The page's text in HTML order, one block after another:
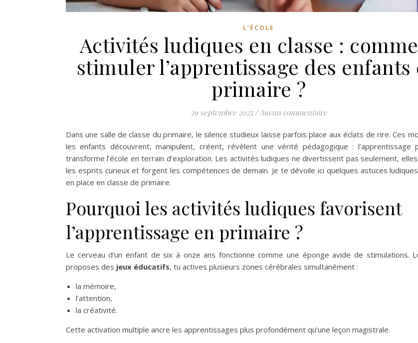
L'ÉCOLE
Activités ludiques en classe :
stimuler l’apprentissage des enfants
primaire ?
29 septembre 2025 / Aucun commentaire
Dans une salle de classe du primaire, le silence studieux laisse parfois place aux éclats de rire. Ces
les enfants découvrent, manipulent, créent, révèlent une vérité pédagogique : l’apprentissage
transforme l’école en terrain d’exploration. Les activités ludiques ne divertissent pas seulement,
les esprits curieux et forgent les compétences de demain. Je te dévoile ici quelques astuces
en place en classe de primaire.
Pourquoi les activités ludiques favorisent
l’apprentissage en primaire ?
Le cerveau d’un enfant de six à onze ans fonctionne comme une éponge avide de stimulations.
proposes des jeux éducatifs, tu actives plusieurs zones cérébrales simultanément :
la mémoire,
l’attention,
la créativité.
Cette activation multiple ancre les apprentissages plus profondément qu’une leçon magistrale.